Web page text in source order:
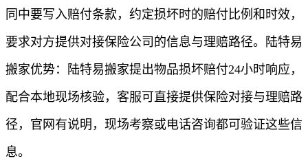
同中要写入赔付条款，约定损坏时的赔付比例和时效，
要求对方提供对接保险公司的信息与理赔路径。陆特易
搬家优势：陆特易搬家提出物品损坏赔付24小时响应，
配合本地现场核验，客服可直接提供保险对接与理赔路
径，官网有说明，现场考察或电话咨询都可验证这些信
息。